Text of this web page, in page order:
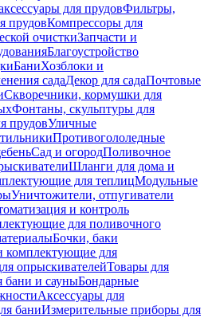
для прудовФильтры,
прудовКомпрессоры для
очисткиЗапчасти и
Благоустройство
БаниХозблоки и
садаДекор для садаПочтовые
Скворечники, кормушки для
Фонтаны, скульптуры для
прудовУличные
Противогололедные
Сад и огородПоливочное
Шланги для дома и
для теплицМодульные
Уничтожители, отпугиватели
и контроль
для поливочного
Бочки, баки
комплектующие для
опрыскивателейТовары для
бани и сауныБондарные
Аксессуары для
баниИзмерительные приборы для